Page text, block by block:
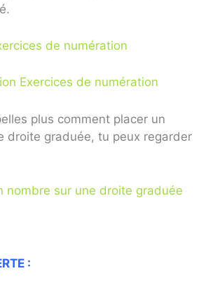
de numération
Exercices de numération
plus comment placer un
droite graduée, tu peux regarder
nombre sur une droite graduée
: